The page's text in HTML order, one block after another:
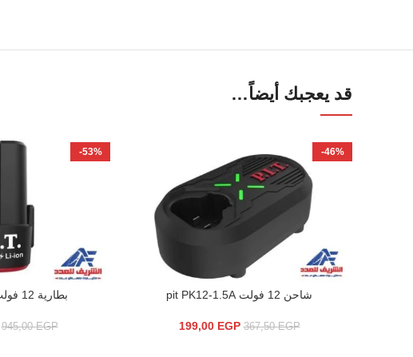
قد يعجبك أيضاً…
-46%
إضافة إلى السلة
شاحن 12 فولت pit PK12-1.5A
367,50EGP
199,00 EGP
-53%
إضافة إلى السلة
بطارية 12 فولت pit PK12-1.5
945,00EGP